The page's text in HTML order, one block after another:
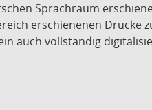
Sprachraum
erschienenen Drucke
auch vollständig